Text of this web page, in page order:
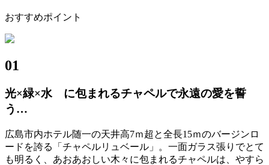
おすすめポイント
01
光×緑×水 に包まれるチャペルで永遠の愛を誓
う…
広島市内ホテル随一の天井高7ｍ超と全長15ｍのバージンロ
ードを誇る「チャペルリュベール」。一面ガラス張りでとて
も明るく、あおあおしい木々に包まれるチャペルは、やすら